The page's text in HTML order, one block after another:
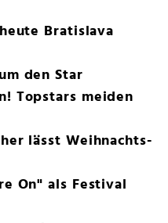
Bratislava
den Star
Topstars meiden
lässt Weihnachts-
On" als Festival